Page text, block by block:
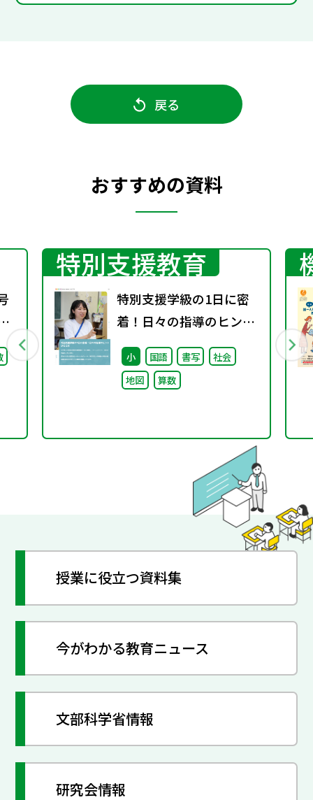
戻る
おすすめの資料
特別支援教育
特別支援学級の1日に密
着！日々の指導のヒント
がここに
小 国語 書写
社会
地図
算数
授業に役立つ資料集
今がわかる教育ニュース
文部科学省情報
研究会情報